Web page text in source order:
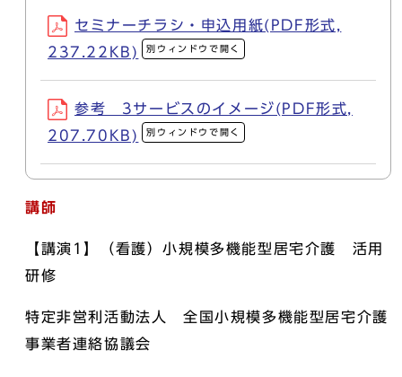
セミナーチラシ・申込用紙(PDF形式,
237.22KB)
別ウィンドウで開く
参考 3サービスのイメージ(PDF形式,
207.70KB)
別ウィンドウで開く
講師
【講演1】（看護）小規模多機能型居宅介護 活用
研修
特定非営利活動法人 全国小規模多機能型居宅介護
事業者連絡協議会